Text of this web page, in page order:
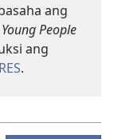
ang
People
ang
.